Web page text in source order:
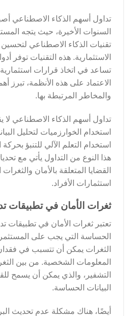
تداول أسهم الذكاء الاصطناعي
السنوات الأخيرة، حيث يتجه
تقنيات الذكاء الاصطناعي لتحسين
الاستثمارية. هذه التقنيات توفر
تساعد في اتخاذ قرارات
الاعتماد على هذه الأنظمة، تبرز
والمخاطر المرتبطة بها.
تداول أسهم الذكاء الاصطناعي
استخدام الخوارزميات لتحليل
استخدام التعلم الآلي للتنبؤ
هذا النوع من التداول يأتي مع
القضايا المتعلقة بالأمان
استثمارات الأفراد.
ثغرات الأمان في تطبيقات
تعتبر ثغرات الأمان في تطبيقات
الحساسة التي يجب على
الثغرات يمكن أن تتسبب في
المعلومات الشخصية. من بين
التشفير، والذي يمكن أن يسمح
البيانات الحساسة.
أيضًا، هناك مشكلة عدم تحديث